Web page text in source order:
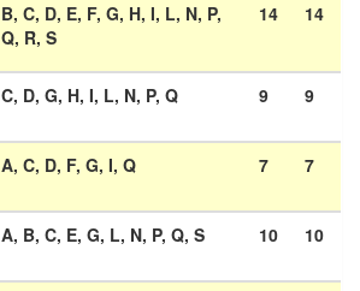
B, C, D, E, F, G, H, I, L, N, P,
Q, R, S
14 14
C, D, G, H, I, L, N, P, Q 9 9
A, C, D, F, G, I, Q 7 7
A, B, C, E, G, L, N, P, Q, S 10 10